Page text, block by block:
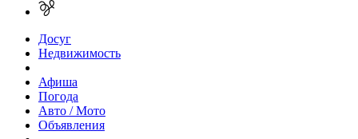
Досуг
Недвижимость
Афиша
Погода
Авто / Мото
Объявления